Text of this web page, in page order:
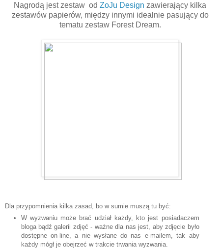
Nagrodą jest zestaw od ZoJu Design zawierający kilka
zestawów papierów, między innymi idealnie pasujący do
tematu zestaw Forest Dream.
Dla przypomnienia kilka zasad, bo w sumie muszą tu być:
W wyzwaniu może brać udział każdy, kto jest posiadaczem
bloga bądź galerii zdjęć - ważne dla nas jest, aby zdjęcie było
dostępne on-line, a nie wysłane do nas e-mailem, tak aby
każdy mógł je obejrzeć w trakcie trwania wyzwania.